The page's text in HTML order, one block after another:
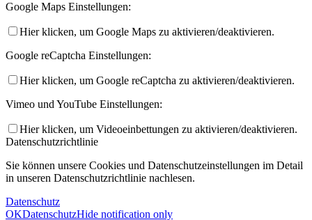
Google Maps Einstellungen:
Hier klicken, um Google Maps zu aktivieren/deaktivieren.
Google reCaptcha Einstellungen:
Hier klicken, um Google reCaptcha zu aktivieren/deaktivieren.
Vimeo und YouTube Einstellungen:
Hier klicken, um Videoeinbettungen zu aktivieren/deaktivieren.
Datenschutzrichtlinie
Sie können unsere Cookies und Datenschutzeinstellungen im Detail
in unseren Datenschutzrichtlinie nachlesen.
Datenschutz
OKDatenschutzHide notification only